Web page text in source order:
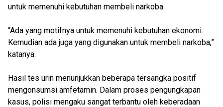
untuk memenuhi kebutuhan membeli narkoba.
“Ada yang motifnya untuk memenuhi kebutuhan ekonomi.
Kemudian ada juga yang digunakan untuk membeli narkoba,”
katanya.
Hasil tes urin menunjukkan beberapa tersangka positif
mengonsumsi amfetamin. Dalam proses pengungkapan
kasus, polisi mengaku sangat terbantu oleh keberadaan